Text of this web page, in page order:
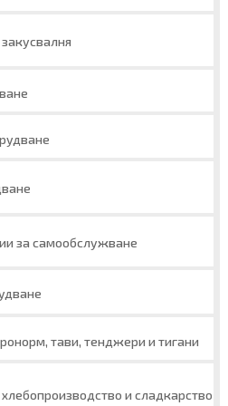
за самообслужване
тави, тенджери и тигани
и сладкарство